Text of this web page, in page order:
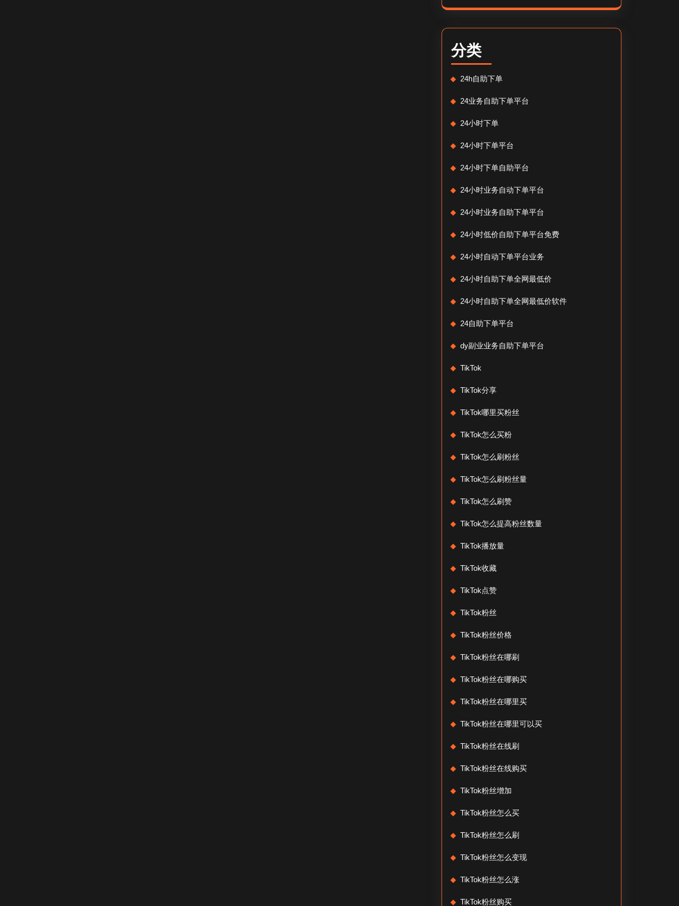
分类
24h自助下单
24业务自助下单平台
24小时下单
24小时下单平台
24小时下单自助平台
24小时业务自动下单平台
24小时业务自助下单平台
24小时低价自助下单平台免费
24小时自动下单平台业务
24小时自助下单全网最低价
24小时自助下单全网最低价软件
24自助下单平台
dy副业业务自助下单平台
TikTok
TikTok分享
TikTok哪里买粉丝
TikTok怎么买粉
TikTok怎么刷粉丝
TikTok怎么刷粉丝量
TikTok怎么刷赞
TikTok怎么提高粉丝数量
TikTok播放量
TikTok收藏
TikTok点赞
TikTok粉丝
TikTok粉丝价格
TikTok粉丝在哪刷
TikTok粉丝在哪购买
TikTok粉丝在哪里买
TikTok粉丝在哪里可以买
TikTok粉丝在线刷
TikTok粉丝在线购买
TikTok粉丝增加
TikTok粉丝怎么买
TikTok粉丝怎么刷
TikTok粉丝怎么变现
TikTok粉丝怎么涨
TikTok粉丝购买